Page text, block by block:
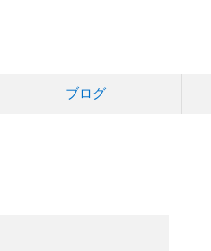
ブログ